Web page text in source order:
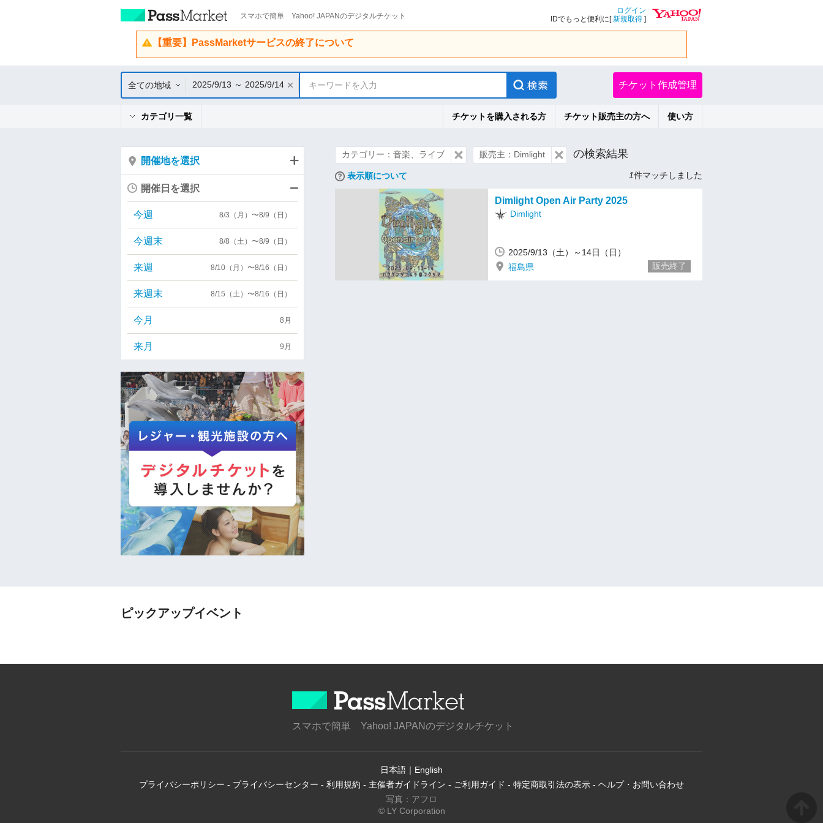
スマホで簡単 Yahoo! JAPANのデジタルチケット
ログイン
IDでもっと便利に[新規取得 ]
【重要】PassMarketサービスの終了について
全ての地域 2025/9/13 ～ 2025/9/14 キーワードを入力 チケット作成管理
カテゴリ一覧 チケットを購入される方 チケット販売主の方へ 使い方
カテゴリー：音楽、ライブ 販売主：Dimlight の検索結果
表示順について 1件マッチしました
Dimlight Open Air Party 2025
Dimlight
2025/9/13（土）～14日（日）
福島県
販売終了
開催地を選択
開催日を選択
今週 8/3（月）〜8/9（日）
今週末 8/8（土）〜8/9（日）
来週 8/10（月）〜8/16（日）
来週末 8/15（土）〜8/16（日）
今月 8月
来月 9月
ピックアップイベント
スマホで簡単 Yahoo! JAPANのデジタルチケット
日本語 ｜ English
プライバシーポリシー - プライバシーセンター - 利用規約 - 主催者ガイドライン - ご利用ガイド - 特定商取引法の表示 - ヘルプ・お問い合わせ
写真：アフロ
© LY Corporation